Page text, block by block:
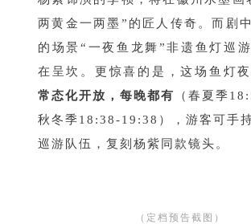
两黄金一两墨”的匠人传奇。而剧
的场景“一夜鱼龙舞”非遗鱼灯巡
在呈坎。更惊喜的是，这场鱼灯
常态化开放，每晚都有
（春夏季
秋冬季18:38-19:38），游客可手
巡游队伍，复刻杨紫同款镜头。
（定档预告截图）